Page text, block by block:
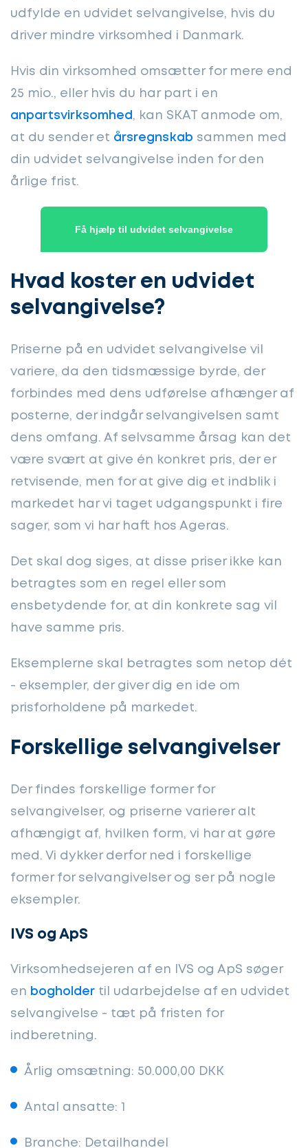
udfylde en udvidet selvangivelse, hvis du
driver mindre virksomhed i Danmark.
Hvis din virksomhed omsætter for mere end
25 mio., eller hvis du har part i en
anpartsvirksomhed , kan SKAT anmode om,
at du sender et årsregnskab sammen med
din udvidet selvangivelse inden for den
årlige frist.
Få hjælp til udvidet selvangivelse
Hvad koster en udvidet
selvangivelse?
Priserne på en udvidet selvangivelse vil
variere, da den tidsmæssige byrde, der
forbindes med dens udførelse afhænger af
posterne, der indgår selvangivelsen samt
dens omfang. Af selvsamme årsag kan det
være svært at give én konkret pris, der er
retvisende, men for at give dig et indblik i
markedet har vi taget udgangspunkt i fire
sager, som vi har haft hos Ageras.
Det skal dog siges, at disse priser ikke kan
betragtes som en regel eller som
ensbetydende for, at din konkrete sag vil
have samme pris.
Eksemplerne skal betragtes som netop dét
- eksempler, der giver dig en ide om
prisforholdene på markedet.
Forskellige selvangivelser
Der findes forskellige former for
selvangivelser, og priserne varierer alt
afhængigt af, hvilken form, vi har at gøre
med. Vi dykker derfor ned i forskellige
former for selvangivelser og ser på nogle
eksempler.
IVS og ApS
Virksomhedsejeren af en IVS og ApS søger
en bogholder til udarbejdelse af en udvidet
selvangivelse - tæt på fristen for
indberetning.
Årlig omsætning: 50.000,00 DKK
Antal ansatte: 1
Branche: Detailhandel